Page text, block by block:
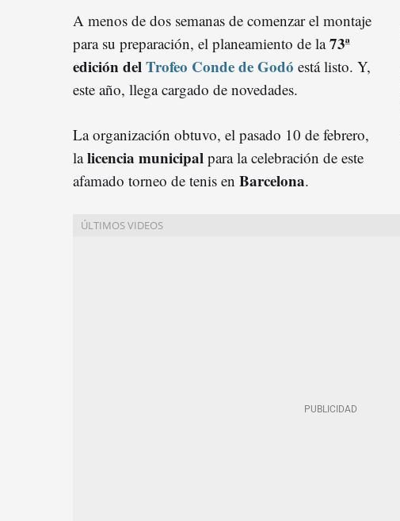
A menos de dos semanas de comenzar el montaje
para su preparación, el planeamiento de la73ª
edición delTrofeo Conde de Godó está listo. Y,
este año, llega cargado de novedades.
La organización obtuvo, el pasado 10 de febrero,
lalicencia municipal para la celebración de este
afamado torneo de tenis en Barcelona.